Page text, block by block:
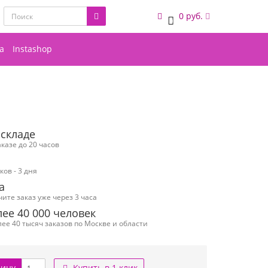
0 0 руб.
Instashop
до 20 часов
- 3 дня
заказ уже через 3 часа
40 000 человек
40 тысяч заказов по Москве и области